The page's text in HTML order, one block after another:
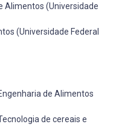
Alimentos (Universidade
(Universidade Federal
de Alimentos
de cereais e